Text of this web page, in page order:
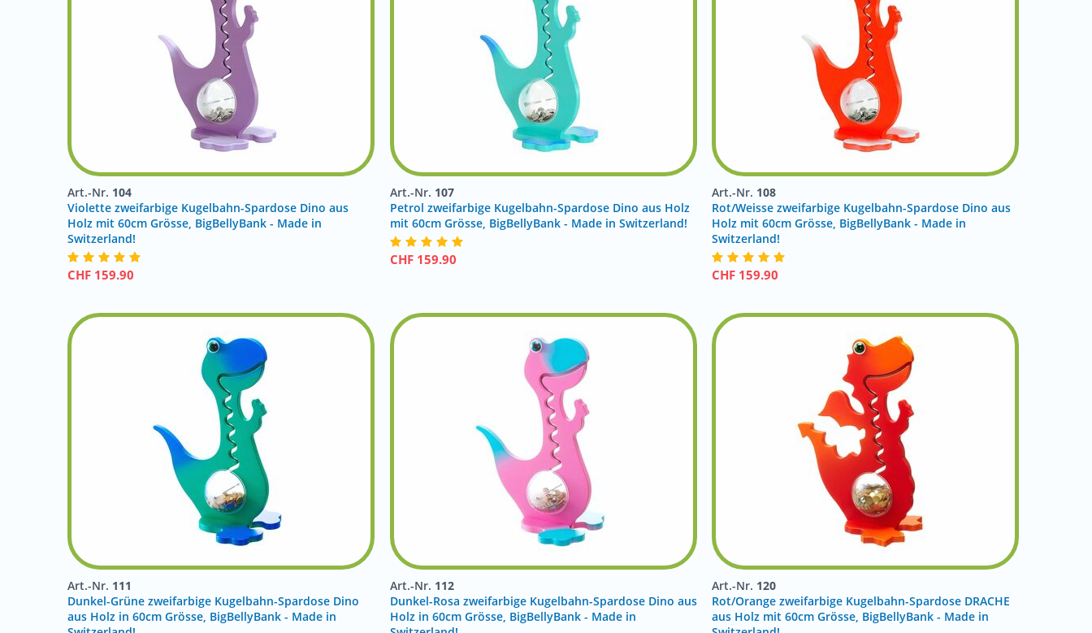
Art.-Nr. 104
Violette zweifarbige Kugelbahn-Spardose Dino aus
Holz mit 60cm Grösse, BigBellyBank - Made in
Switzerland!
CHF 159.90
Art.-Nr. 107
Petrol zweifarbige Kugelbahn-Spardose Dino aus Holz
mit 60cm Grösse, BigBellyBank - Made in Switzerland!
CHF 159.90
Art.-Nr. 108
Rot/Weisse zweifarbige Kugelbahn-Spardose Dino aus
Holz mit 60cm Grösse, BigBellyBank - Made in
Switzerland!
CHF 159.90
Art.-Nr. 111
Dunkel-Grüne zweifarbige Kugelbahn-Spardose Dino
aus Holz in 60cm Grösse, BigBellyBank - Made in
Art.-Nr. 112
Dunkel-Rosa zweifarbige Kugelbahn-Spardose Dino aus
Holz in 60cm Grösse, BigBellyBank - Made in
Art.-Nr. 120
Rot/Orange zweifarbige Kugelbahn-Spardose DRACHE
aus Holz mit 60cm Grösse, BigBellyBank - Made in